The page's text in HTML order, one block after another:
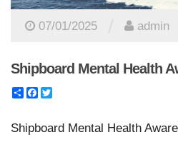
07/01/2025 admin
Shipboard Mental Health
ShareFacebook
Shipboard Mental Health